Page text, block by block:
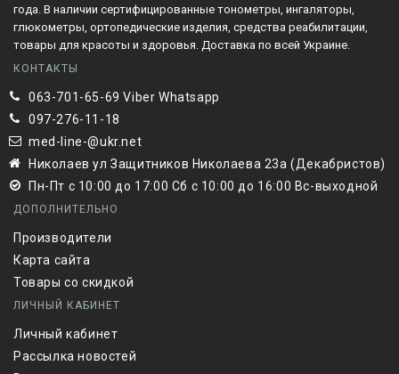
года. В наличии сертифицированные тонометры, ингаляторы,
глюкометры, ортопедические изделия, средства реабилитации,
товары для красоты и здоровья. Доставка по всей Украине.
КОНТАКТЫ
063-701-65-69 Viber Whatsapp
097-276-11-18
med-line-@ukr.net
Николаев ул Защитников Николаева 23а (Декабристов)
Пн-Пт с 10:00 до 17:00 Сб с 10:00 до 16:00 Вс-выходной
ДОПОЛНИТЕЛЬНО
Производители
Карта сайта
Товары со скидкой
ЛИЧНЫЙ КАБИНЕТ
Личный кабинет
Рассылка новостей